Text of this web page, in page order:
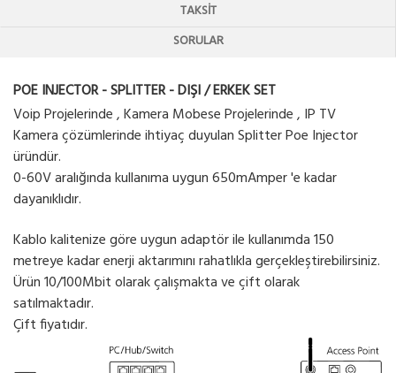
TAKSIT
SORULAR
POE INJECTOR - SPLITTER - DIŞI / ERKEK SET
Voip Projelerinde , Kamera Mobese Projelerinde , IP TV
Kamera çözümlerinde ihtiyaç duyulan Splitter Poe Injector
üründür.
0-60V aralığında kullanıma uygun 650mAmper 'e kadar
dayanıklıdır.
Kablo kalitenize göre uygun adaptör ile kullanımda 150
metreye kadar enerji aktarımını rahatlıkla gerçekleştirebilirsiniz.
Ürün 10/100Mbit olarak çalışmakta ve çift olarak
satılmaktadır.
Çift fiyatıdır.